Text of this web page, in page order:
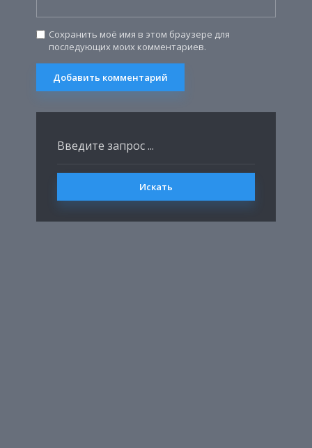
Сохранить моё имя в этом браузере для
последующих моих комментариев.
Искать